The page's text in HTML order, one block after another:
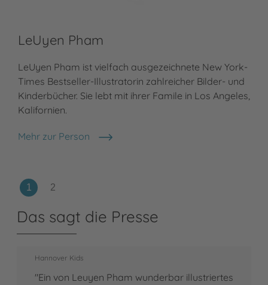
LeUyen Pham
LeUyen Pham ist vielfach ausgezeichnete New York-
Times Bestseller-Illustratorin zahlreicher Bilder- und
Kinderbücher. Sie lebt mit ihrer Famile in Los Angeles,
Kalifornien.
Mehr zur Person
LeUyen Pham
Das sagt die Presse
Hannover Kids
"Ein von Leuyen Pham wunderbar illustriertes